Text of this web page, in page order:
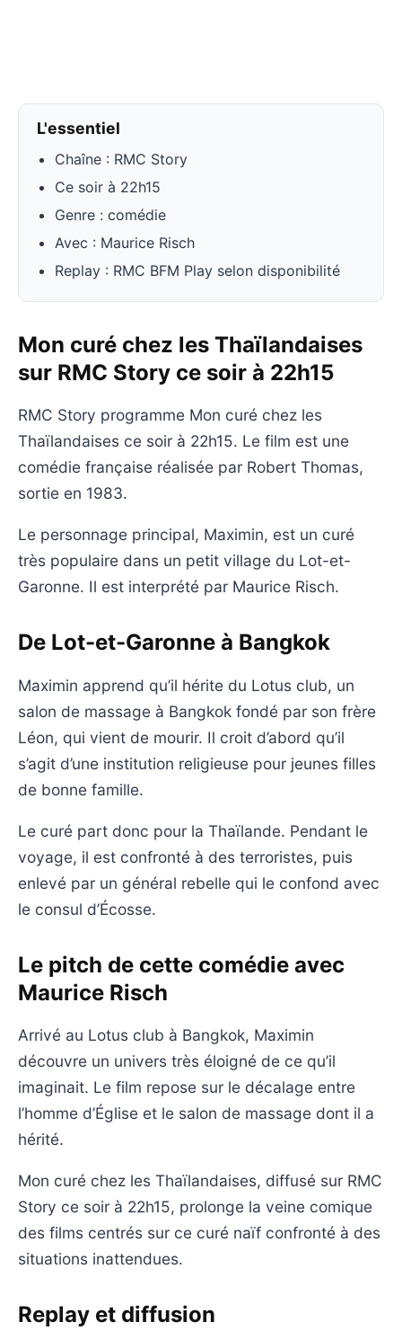
L'essentiel
Chaîne : RMC Story
Ce soir à 22h15
Genre : comédie
Avec : Maurice Risch
Replay : RMC BFM Play selon disponibilité
Mon curé chez les Thaïlandaises
sur RMC Story ce soir à 22h15
RMC Story programme Mon curé chez les
Thaïlandaises ce soir à 22h15. Le film est une
comédie française réalisée par Robert Thomas,
sortie en 1983.
Le personnage principal, Maximin, est un curé
très populaire dans un petit village du Lot-et-
Garonne. Il est interprété par Maurice Risch.
De Lot-et-Garonne à Bangkok
Maximin apprend qu’il hérite du Lotus club, un
salon de massage à Bangkok fondé par son frère
Léon, qui vient de mourir. Il croit d’abord qu’il
s’agit d’une institution religieuse pour jeunes filles
de bonne famille.
Le curé part donc pour la Thaïlande. Pendant le
voyage, il est confronté à des terroristes, puis
enlevé par un général rebelle qui le confond avec
le consul d’Écosse.
Le pitch de cette comédie avec
Maurice Risch
Arrivé au Lotus club à Bangkok, Maximin
découvre un univers très éloigné de ce qu’il
imaginait. Le film repose sur le décalage entre
l’homme d’Église et le salon de massage dont il a
hérité.
Mon curé chez les Thaïlandaises, diffusé sur RMC
Story ce soir à 22h15, prolonge la veine comique
des films centrés sur ce curé naïf confronté à des
situations inattendues.
Replay et diffusion